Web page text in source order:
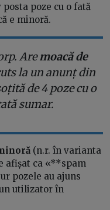
poze cu o fată
e minoră.
Aremoacă de
la un anunț din
de 4 poze cu o
sumar.
(n.r. în varianta
afișat ca «**spam
pozele au ajuns
utilizator în